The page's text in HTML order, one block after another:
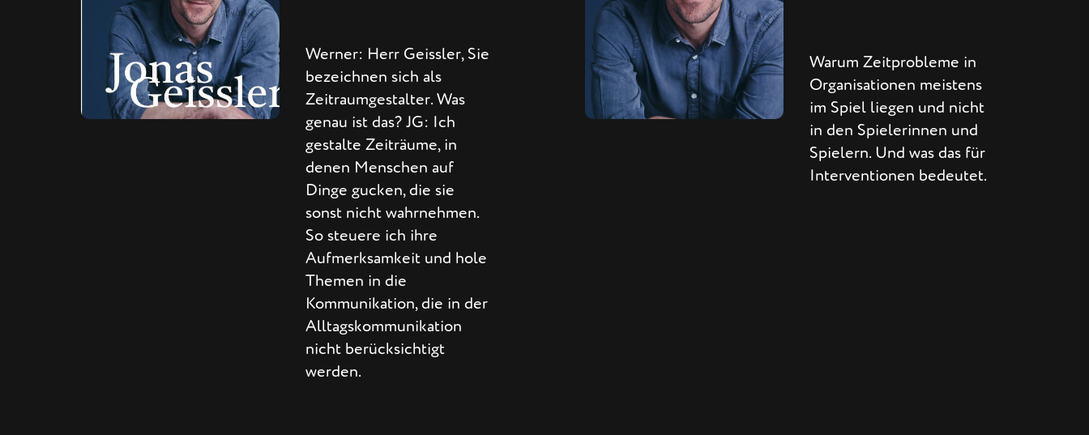
Werner: Herr Geissler, Sie
bezeichnen sich als
Zeitraumgestalter. Was
genau ist das? JG: Ich
gestalte Zeiträume, in
denen Menschen auf
Dinge gucken, die sie
sonst nicht wahrnehmen.
So steuere ich ihre
Aufmerksamkeit und hole
Themen in die
Kommunikation, die in der
Alltagskommunikation
nicht berücksichtigt
werden.
Warum Zeitprobleme in
Organisationen meistens
im Spiel liegen und nicht
in den Spielerinnen und
Spielern. Und was das für
Interventionen bedeutet.